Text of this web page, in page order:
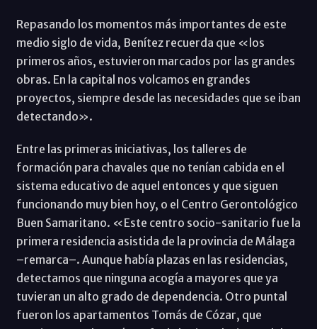
Repasando los momentos más importantes de este
medio siglo de vida, Benítez recuerda que «los
primeros años, estuvieron marcados por las grandes
obras. En la capital nos volcamos en grandes
proyectos, siempre desde las necesidades que se iban
detectando».
Entre las primeras iniciativas, los talleres de
formación para chavales que no tenían cabida en el
sistema educativo de aquel entonces y que siguen
funcionando muy bien hoy, o el Centro Gerontológico
Buen Samaritano. «Este centro socio-sanitario fue la
primera residencia asistida de la provincia de Málaga
–remarca–. Aunque había plazas en las residencias,
detectamos que ninguna acogía a mayores que ya
tuvieran un alto grado de dependencia. Otro puntal
fueron los apartamentos Tomás de Cózar, que